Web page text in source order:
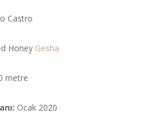
Castro
Honey Gesha
metre
Ocak 2020